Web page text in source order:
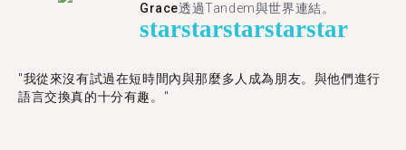
Grace透過Tandem與世界連結。
starstarstarstarstar
"我從來沒有試過在短時間內與那麼多人成為朋友。與他們進行
語言交換真的十分有趣。"